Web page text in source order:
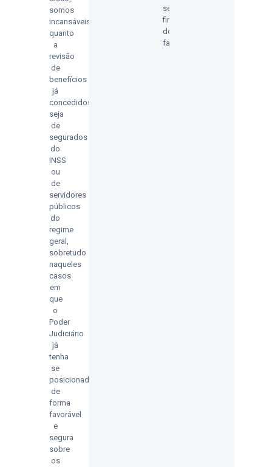
somos
incansáveis
quanto
a
revisão
de
benefícios
já
concedidos,
seja
de
segurados
do
INSS
ou
de
servidores
públicos
do
regime
geral,
sobretudo
naqueles
casos
em
que
o
Poder
Judiciário
já
tenha
se
posicionado
de
forma
favorável
e
segura
sobre
os
segurança
financeira
dos
familiares.